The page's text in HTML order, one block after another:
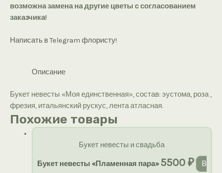
возможна замена на другие цветы с согласованием
заказчика!
Написать в Telegram флористу!
Описание
Букет невесты «Моя единственная», состав: эустома, роза ,
фрезия, итальянский рускус, лента атласная.
Похожие товары
Букет невесты и свадьба
Букет невесты «Пламенная пара» 5500₽ В